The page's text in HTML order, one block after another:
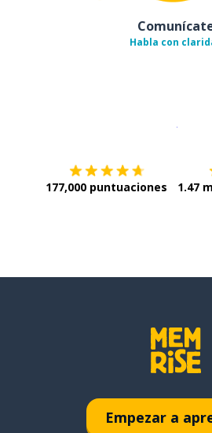
Habla con
177,000 puntuaciones 1.47
Empezar a